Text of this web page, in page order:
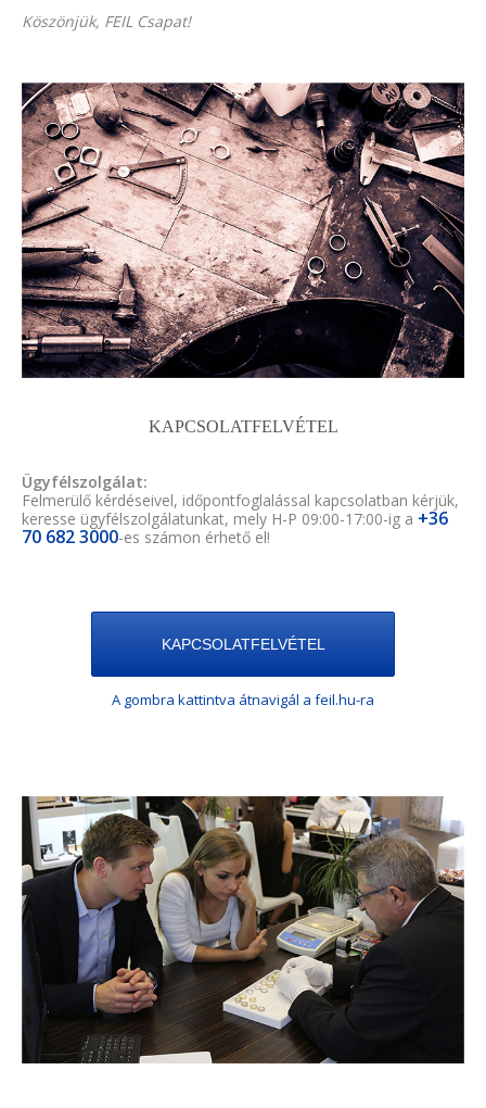
Köszönjük, FEIL Csapat!
KAPCSOLATFELVÉTEL
Ügyfélszolgálat:
Felmerülő kérdéseivel, időpontfoglalással kapcsolatban kérjük,
keresse ügyfélszolgálatunkat, mely H-P 09:00-17:00-ig a +36
70 682 3000-es számon érhető el!
KAPCSOLATFELVÉTEL
A gombra kattintva átnavigál a feil.hu-ra